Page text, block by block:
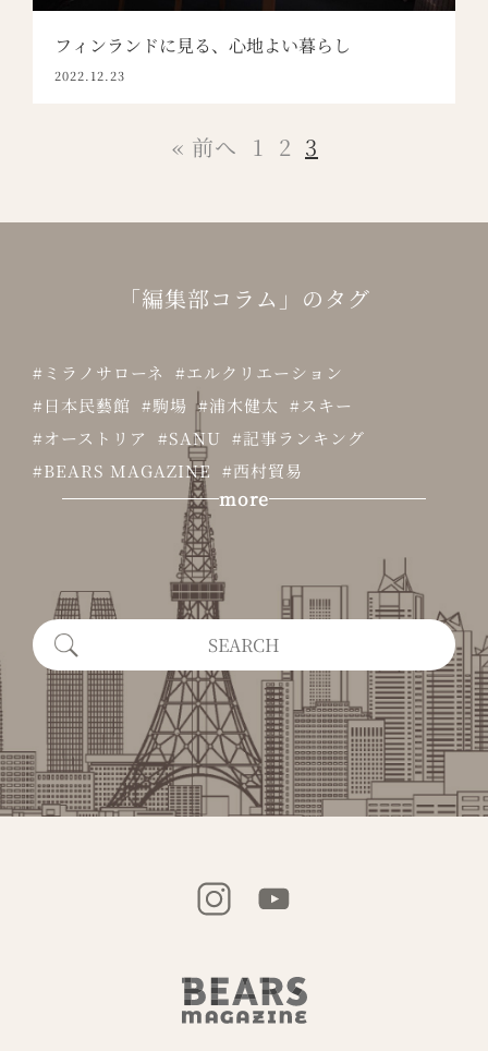
フィンランドに見る、心地よい暮らし
2022.12.23
« 前へ 1 2 3
「編集部コラム 」のタグ
ミラノサローネ
エルクリエーション
日本民藝館
駒場 浦木健太
スキー
オーストリア
SANU
記事ランキング
BEARS MAGAZINE
西村貿易
山口奈津
ヴェネチア・ビエンナーレ
青木淳
casa de
クレストコート砂土原
2024年
トーキョーバイク
vol.2
祭り
アート・バーゼル
丸の内
北欧ヴィンテージ家具の世界
軽井沢
別荘
東京24区
前橋 NIKARI
ドルフ・ブルーメン
北欧
チームメンバー募集
more